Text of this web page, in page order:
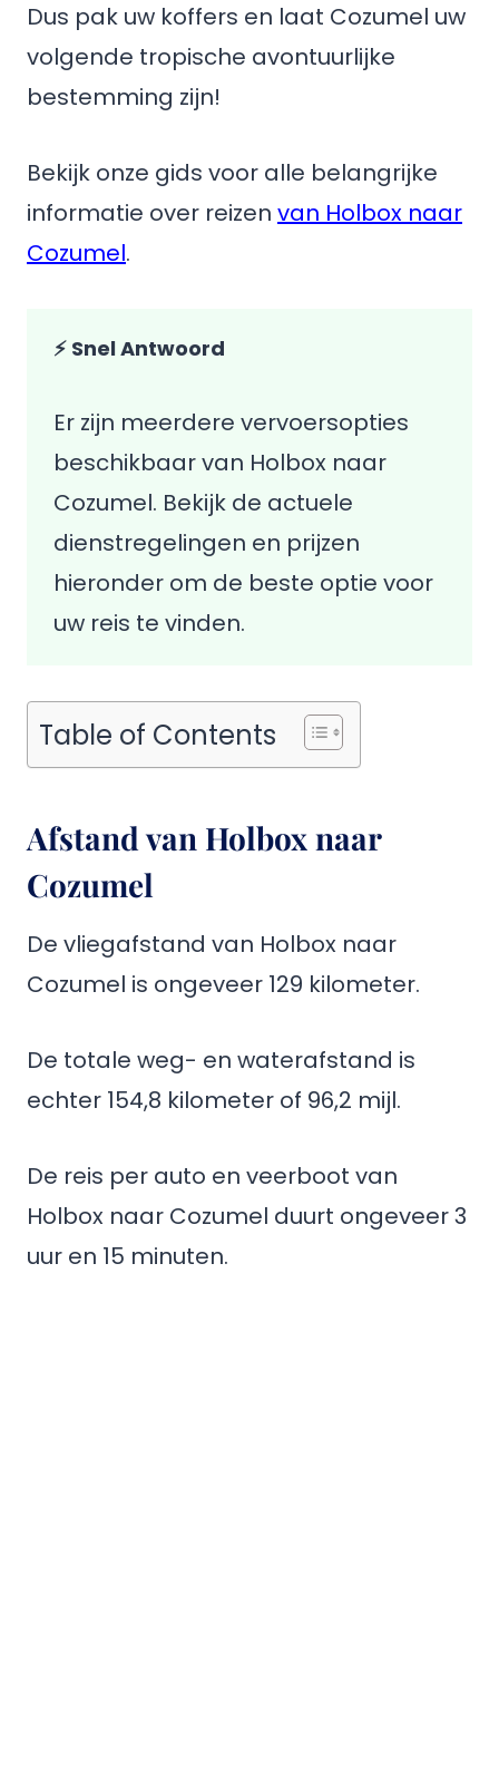
Dus pak uw koffers en laat Cozumel uw
volgende tropische avontuurlijke
bestemming zijn!
Bekijk onze gids voor alle belangrijke
informatie over reizen van Holbox naar
Cozumel.
⚡ Snel Antwoord
Er zijn meerdere vervoersopties
beschikbaar van Holbox naar
Cozumel. Bekijk de actuele
dienstregelingen en prijzen
hieronder om de beste optie voor
uw reis te vinden.
Table of Contents
Afstand van Holbox naar
Cozumel
De vliegafstand van Holbox naar
Cozumel is ongeveer 129 kilometer.
De totale weg- en waterafstand is
echter 154,8 kilometer of 96,2 mijl.
De reis per auto en veerboot van
Holbox naar Cozumel duurt ongeveer 3
uur en 15 minuten.